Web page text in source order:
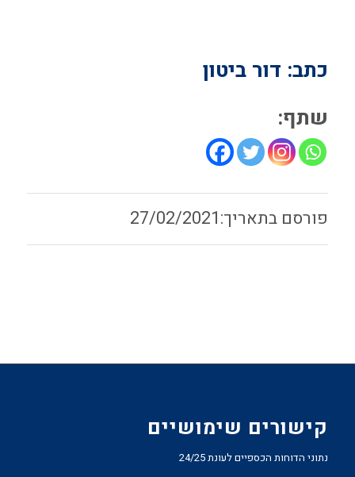
כתב: דור ביטון
שתף:
27/02/2021
קישורים שימושיים
נתוני הדוחות הכספיים לעונת 24/25